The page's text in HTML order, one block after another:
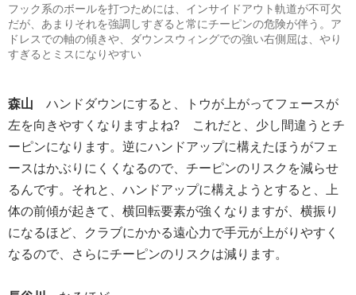
フック系のボールを打つためには、インサイドアウト軌道が不可欠
だが、あまりそれを強調しすぎると常にチーピンの危険が伴う。ア
ドレスでの軸の傾きや、ダウンスウィングでの強い右側屈は、やり
すぎるとミスになりやすい
森山 ハンドダウンにすると、トウが上がってフェースが
左を向きやすくなりますよね? これだと、少し間違うとチ
ーピンになります。逆にハンドアップに構えたほうがフェ
ースはかぶりにくくなるので、チーピンのリスクを減らせ
るんです。それと、ハンドアップに構えようとすると、上
体の前傾が起きて、横回転要素が強くなりますが、横振り
になるほど、クラブにかかる遠心力で手元が上がりやすく
なるので、さらにチーピンのリスクは減ります。